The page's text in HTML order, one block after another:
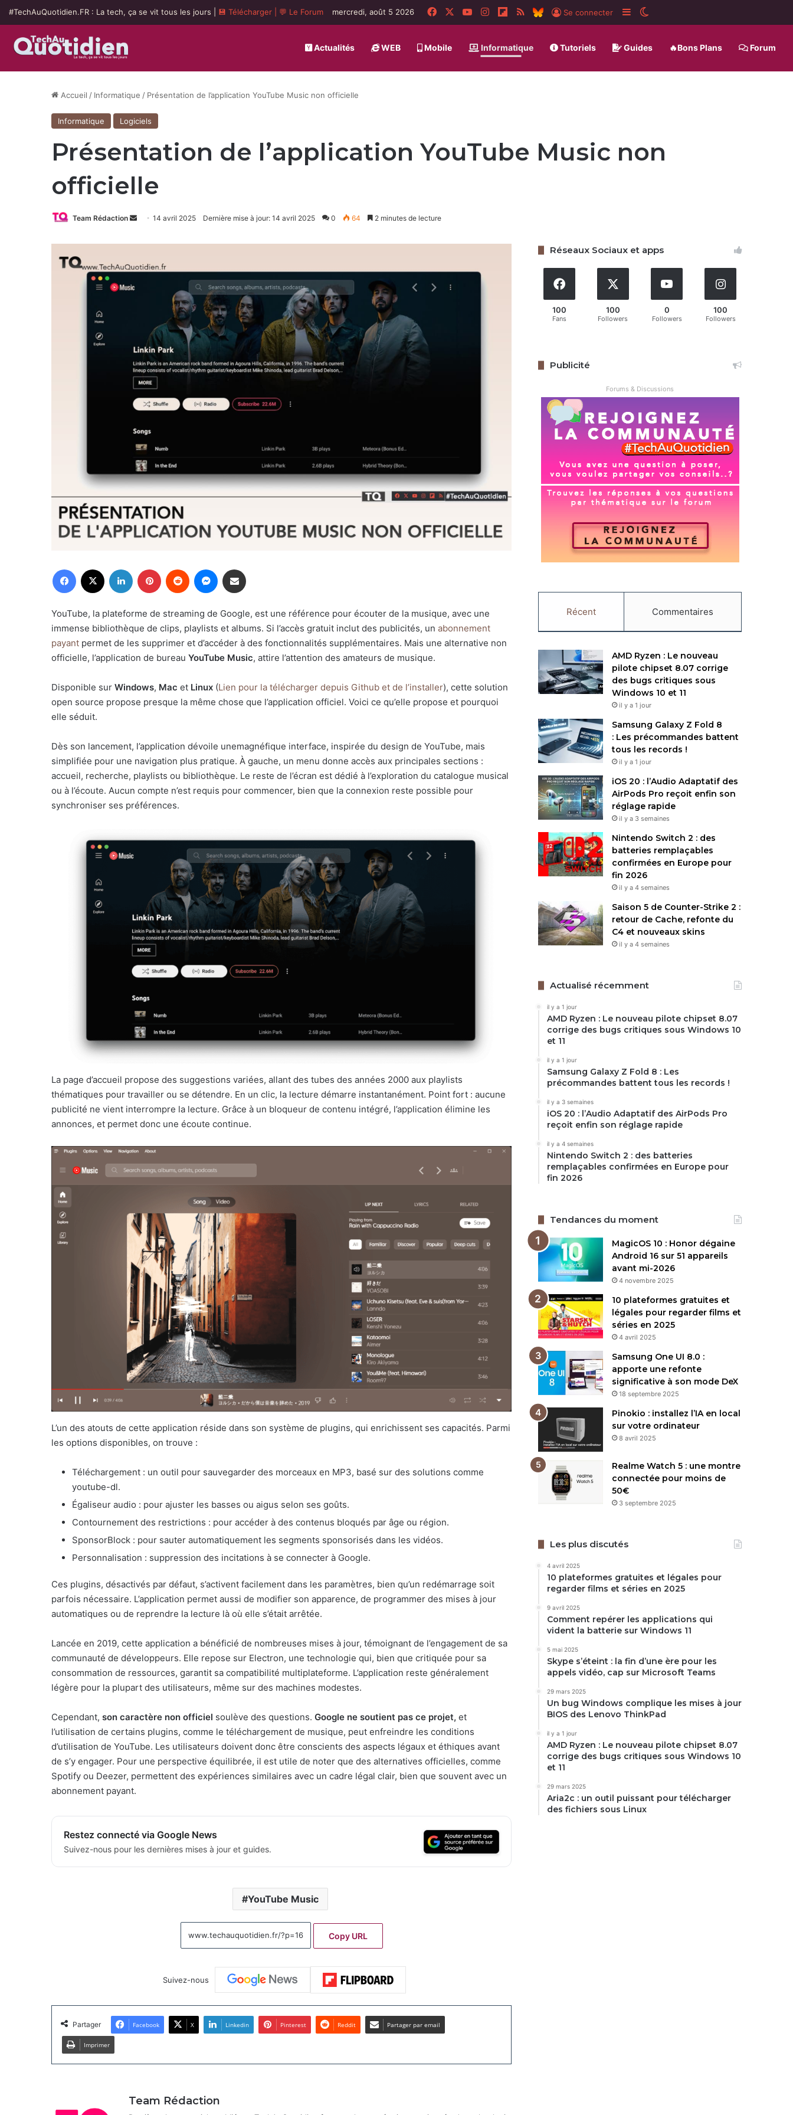
#TechAuQuotidien.FR : La tech, ça se vit tous les jours | 💾 Télécharger 💬 Le Forum mercredi, août 5 2026 FacebookYouTubeInstagramFlipboard
RSS BlueSky
Se connecter Sidebar (barre latérale)
Actualités WEB Mobile Informatique Tutoriels Guides 🔥Bons Plans Forum
Accueil / Informatique / Présentation de l’application YouTube Music non officielle
Informatique Logiciels
Présentation de l’application YouTube Music non
officielle
Team Rédaction
Envoyer
courriel
14 avril 2025 Dernière mise à jour: 14 avril 2025 0 64 2 minutes de lecture
Facebook Linkedin Pinterest Reddit Messenger
YouTube, la plateforme de streaming de Google, est une référence pour écouter de la musique, avec une
immense bibliothèque de clips, playlists et albums. Si l’accès gratuit inclut des publicités, un abonnement
payant permet de les supprimer et d’accéder à des fonctionnalités supplémentaires. Mais une alternative non
officielle, l’application de bureau YouTube Music, attire l’attention des amateurs de musique.
Disponible sur Windows, Mac et Linux (Lien pour la télécharger depuis Github et de l’installer), cette solution
open source propose presque la même chose que l’application officiel. Voici ce qu’elle propose et pourquoi
elle séduit.
Dès son lancement, l’application dévoile unemagnéfique interface, inspirée du design de YouTube, mais
simplifiée pour une navigation plus pratique. À gauche, un menu donne accès aux principales sections :
accueil, recherche, playlists ou bibliothèque. Le reste de l’écran est dédié à l’exploration du catalogue musical
ou à l’écoute. Aucun compte n’est requis pour commencer, bien que la connexion reste possible pour
synchroniser ses préférences.
La page d’accueil propose des suggestions variées, allant des tubes des années 2000 aux playlists
thématiques pour travailler ou se détendre. En un clic, la lecture démarre instantanément. Point fort : aucune
publicité ne vient interrompre la lecture. Grâce à un bloqueur de contenu intégré, l’application élimine les
annonces, et permet donc une écoute continue.
L’un des atouts de cette application réside dans son système de plugins, qui enrichissent ses capacités. Parmi
les options disponibles, on trouve :
Téléchargement : un outil pour sauvegarder des morceaux en MP3, basé sur des solutions comme
youtube-dl.
Égaliseur audio : pour ajuster les basses ou aigus selon ses goûts.
Contournement des restrictions : pour accéder à des contenus bloqués par âge ou région.
SponsorBlock : pour sauter automatiquement les segments sponsorisés dans les vidéos.
Personnalisation : suppression des incitations à se connecter à Google.
Ces plugins, désactivés par défaut, s’activent facilement dans les paramètres, bien qu’un redémarrage soit
parfois nécessaire. L’application permet aussi de modifier son apparence, de programmer des mises à jour
automatiques ou de reprendre la lecture là où elle s’était arrêtée.
Lancée en 2019, cette application a bénéficié de nombreuses mises à jour, témoignant de l’engagement de sa
communauté de développeurs. Elle repose sur Electron, une technologie qui, bien que critiquée pour sa
consommation de ressources, garantit sa compatibilité multiplateforme. L’application reste généralement
légère pour la plupart des utilisateurs, même sur des machines modestes.
Cependant, son caractère non officiel soulève des questions. Google ne soutient pas ce projet, et
l’utilisation de certains plugins, comme le téléchargement de musique, peut enfreindre les conditions
d’utilisation de YouTube. Les utilisateurs doivent donc être conscients des aspects légaux et éthiques avant
de s’y engager. Pour une perspective équilibrée, il est utile de noter que des alternatives officielles, comme
Spotify ou Deezer, permettent des expériences similaires avec un cadre légal clair, bien que souvent avec un
abonnement payant.
Restez connecté via Google News
Suivez-nous pour les dernières mises à jour et guides.
YouTube Music
Copy URL
Suivez-nous
Partager Facebook X Linkedin Pinterest Reddit Partager par email
Imprimer
Team Rédaction
Réseaux Sociaux et apps
100
Fans
100
Followers
0
Followers
100
Followers
Publicité
Forums & Discussions
Récent Commentaires
AMD Ryzen : Le nouveau
pilote chipset 8.07 corrige
des bugs critiques sous
Windows 10 et 11
il y a 1 jour
Samsung Galaxy Z Fold 8
: Les précommandes battent
tous les records !
il y a 1 jour
iOS 20 : l’Audio Adaptatif des
AirPods Pro reçoit enfin son
réglage rapide
il y a 3 semaines
Nintendo Switch 2 : des
batteries remplaçables
confirmées en Europe pour
fin 2026
il y a 4 semaines
Saison 5 de Counter-Strike 2 :
retour de Cache, refonte du
C4 et nouveaux skins
il y a 4 semaines
Actualisé récemment
il y a 1 jour
AMD Ryzen : Le nouveau pilote chipset 8.07
corrige des bugs critiques sous Windows 10
et 11
il y a 1 jour
Samsung Galaxy Z Fold 8 : Les
précommandes battent tous les records !
il y a 3 semaines
iOS 20 : l’Audio Adaptatif des AirPods Pro
reçoit enfin son réglage rapide
il y a 4 semaines
Nintendo Switch 2 : des batteries
remplaçables confirmées en Europe pour
fin 2026
Tendances du moment
MagicOS 10 : Honor dégaine
Android 16 sur 51 appareils
avant mi-2026
4 novembre 2025
10 plateformes gratuites et
légales pour regarder films et
séries en 2025
4 avril 2025
Samsung One UI 8.0 :
apporte une refonte
significative à son mode DeX
18 septembre 2025
Pinokio : installez l’IA en local
sur votre ordinateur
8 avril 2025
Realme Watch 5 : une montre
connectée pour moins de
50€
3 septembre 2025
Les plus discutés
4 avril 2025
10 plateformes gratuites et légales pour
regarder films et séries en 2025
9 avril 2025
Comment repérer les applications qui
vident la batterie sur Windows 11
5 mai 2025
Skype s’éteint : la fin d’une ère pour les
appels vidéo, cap sur Microsoft Teams
29 mars 2025
Un bug Windows complique les mises à jour
BIOS des Lenovo ThinkPad
il y a 1 jour
AMD Ryzen : Le nouveau pilote chipset 8.07
corrige des bugs critiques sous Windows 10
et 11
29 mars 2025
Aria2c : un outil puissant pour télécharger
des fichiers sous Linux